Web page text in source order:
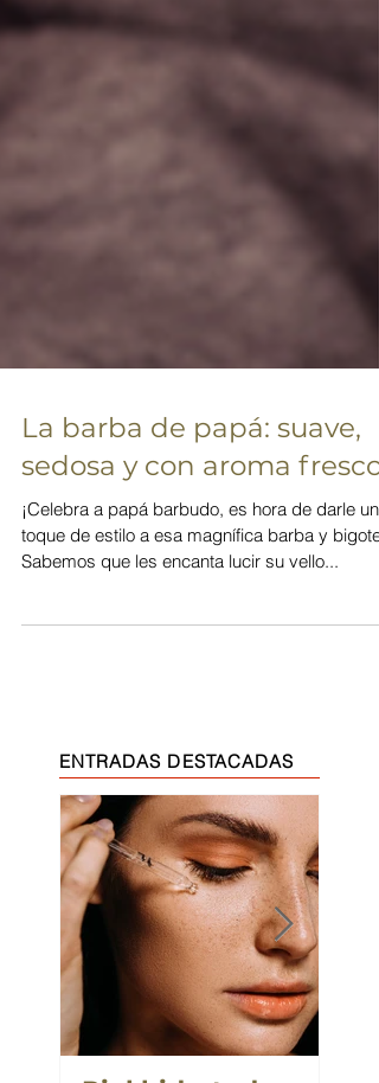
La barba de papá: suave,
sedosa y con aroma fresco
¡Celebra a papá barbudo, es hora de darle un
Sabemos que les encanta lucir su vello...
ENTRADAS DESTACADAS